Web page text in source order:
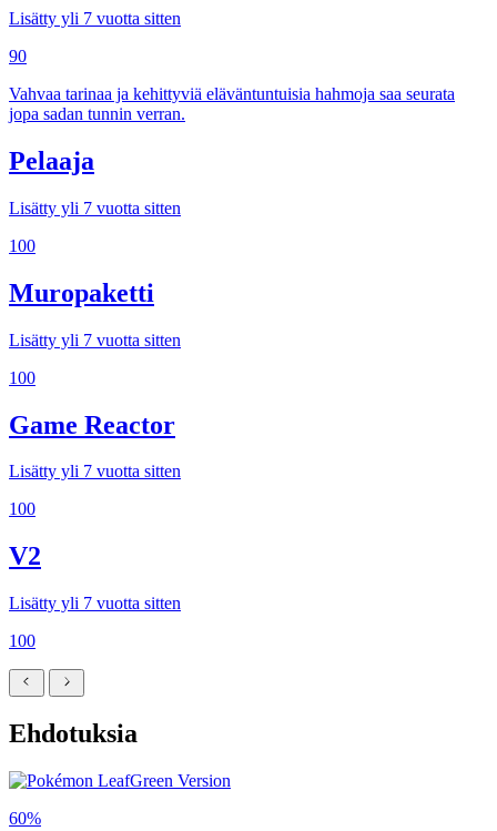
Lisätty yli 7 vuotta sitten
90
Vahvaa tarinaa ja kehittyviä eläväntuntuisia hahmoja saa seurata
jopa sadan tunnin verran.
Pelaaja
Lisätty yli 7 vuotta sitten
100
Muropaketti
Lisätty yli 7 vuotta sitten
100
Game Reactor
Lisätty yli 7 vuotta sitten
100
V2
Lisätty yli 7 vuotta sitten
100
Ehdotuksia
60%